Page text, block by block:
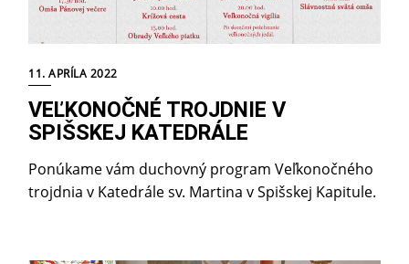
11. APRÍLA 2022
VEĽKONOČNÉ TROJDNIE V
SPIŠSKEJ KATEDRÁLE
Ponúkame vám duchovný program Veľkonočného
trojdnia v Katedrále sv. Martina v Spišskej Kapitule.